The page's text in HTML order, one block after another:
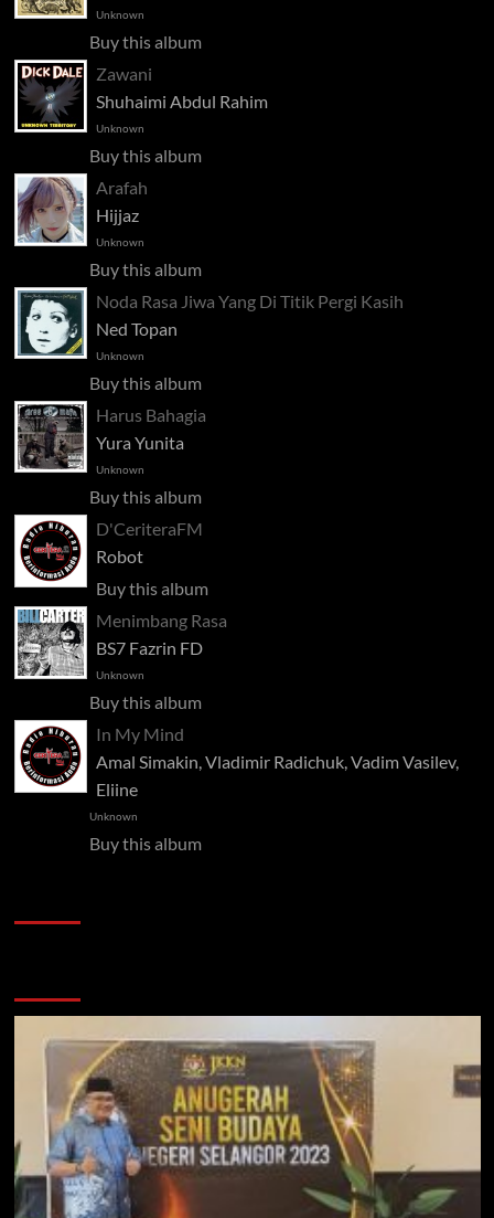
Unknown
Buy this album
Zawani
Shuhaimi Abdul Rahim
Unknown
Buy this album
Arafah
Hijjaz
Unknown
Buy this album
Noda Rasa Jiwa Yang Di Titik Pergi Kasih
Ned Topan
Unknown
Buy this album
Harus Bahagia
Yura Yunita
Unknown
Buy this album
D'CeriteraFM
Robot
Buy this album
Menimbang Rasa
BS7 Fazrin FD
Unknown
Buy this album
In My Mind
Amal Simakin, Vladimir Radichuk, Vadim Vasilev,
Eliine
Unknown
Buy this album